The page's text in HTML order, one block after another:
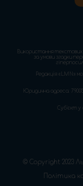
Використання текстових
за умови згадки
Редакція «LMN»
Юридична адреса:
Cуб'єкт у
© Copyright 2023
Політика